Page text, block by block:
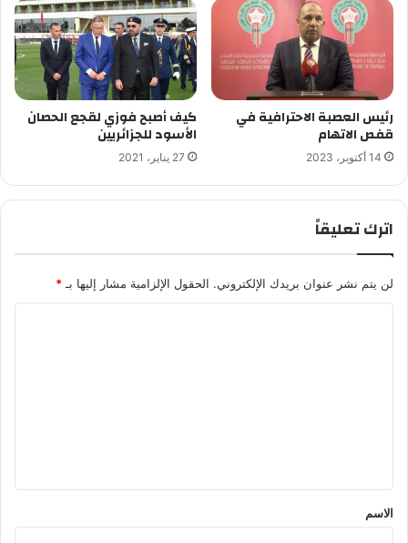
رئيس العصبة الاحترافية في
قفص الاتهام
14 أكتوبر، 2023
كيف أصبح فوزي لقجع الحصان
الأسود للجزائريين
27 يناير، 2021
اترك تعليقاً
لن يتم نشر عنوان بريدك الإلكتروني. الحقول الإلزامية مشار إليها بـ*
*
الاسم